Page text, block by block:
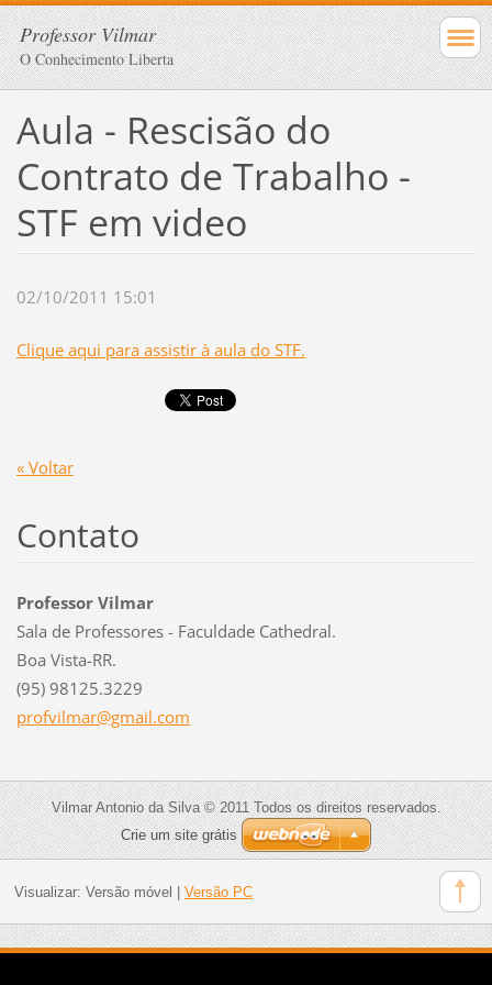
Professor Vilmar
O Conhecimento Liberta
Aula - Rescisão do
Contrato de Trabalho -
STF em video
02/10/2011 15:01
Clique aqui para assistir à aula do STF.
« Voltar
Contato
Professor Vilmar
Sala de Professores - Faculdade Cathedral.
Boa Vista-RR.
(95) 98125.3229
profvilmar@gmail.com
Vilmar Antonio da Silva © 2011 Todos os direitos reservados.
Crie um site grátis
Visualizar: Versão móvel Versão PC